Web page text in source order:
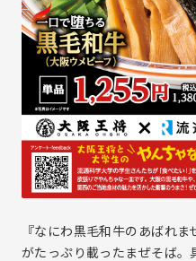
損益計算書
キャッシュ・フロー計算書
IRイベント
決算説明会
個人投資家向け会社説明会
株主総会
株主様工場見学
IR資料室トップ
『なにわ黒毛和牛のあばれ
がたっぷり載ったまぜそば